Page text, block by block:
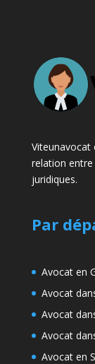
Viteunavocat
relation
juridiques.
Par
Avocat en
Avocat
Avocat
Avocat
Avocat en